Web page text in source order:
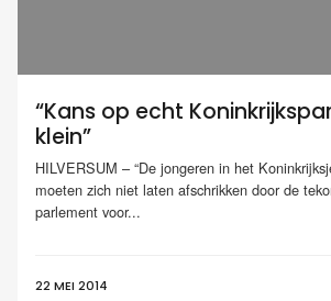
“Kans op echt
klein”
HILVERSUM – “De jongeren in het
moeten zich niet laten afschrikken door de
parlement voor...
22 MEI 2014